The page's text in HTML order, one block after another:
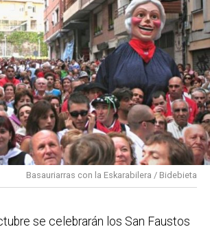
Basauriarras con la Eskarabilera / Bidebieta
se celebrarán los San Faustos